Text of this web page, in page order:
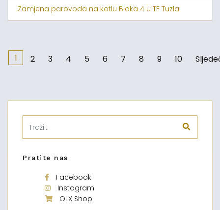
Zamjena parovoda na kotlu Bloka 4 u TE Tuzla
1 2 3 4 5 6 7 8 9 10
Pratite nas
Facebook
Instagram
OLX Shop